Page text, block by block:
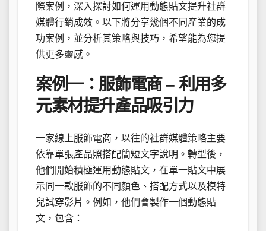
際案例，深入探討如何運用動態貼文提升社群
媒體行銷成效。以下將分享幾個不同產業的成
功案例，並分析其策略與技巧，希望能為您提
供更多靈感。
案例一：服飾電商 – 利用多
元素材提升產品吸引力
一家線上服飾電商，以往的社群媒體策略主要
依靠單張產品照搭配簡短文字說明。轉型後，
他們開始積極運用動態貼文，在單一貼文中展
示同一款服飾的不同顏色、搭配方式以及模特
兒試穿影片。例如，他們會製作一個動態貼
文，包含：